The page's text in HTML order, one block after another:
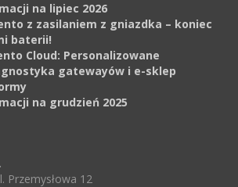
na lipiec 2026
z zasilaniem z gniazdka – koniec
baterii!
Cloud: Personalizowane
gatewayów i e-sklep
na grudzień 2025
Przemysłowa 12